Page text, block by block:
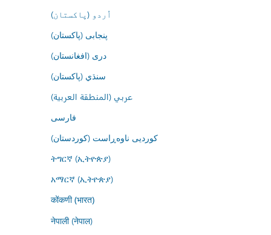
اُردو (پاکستان)
پنجابی (پاکستان)
درى (افغانستان)
سنڌي (پاکستان)
عربي (المنطقة العربية)
فارسى
کوردیی ناوەڕاست (کوردستان)
ትግርኛ (ኢትዮጵያ)
አማርኛ (ኢትዮጵያ)
कोंकणी (भारत)
नेपाली (नेपाल)